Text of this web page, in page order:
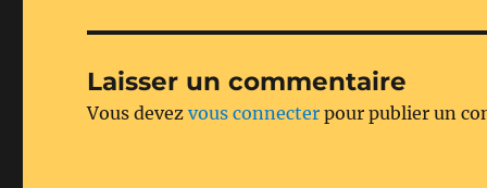
Laisser un commentaire
Vous devezvous connecter pour publier un